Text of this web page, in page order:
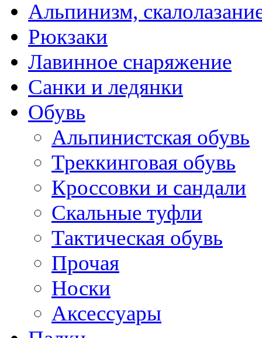
Альпинизм,
Рюкзаки
Лавинное снаряжение
Санки и ледянки
Обувь
Альпинистская обувь
Треккинговая обувь
Кроссовки и сандали
Скальные туфли
Тактическая обувь
Прочая
Носки
Аксессуары